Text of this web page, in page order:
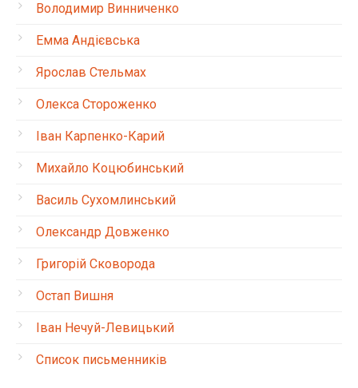
Володимир Винниченко
Емма Андієвська
Ярослав Стельмах
Олекса Стороженко
Іван Карпенко-Карий
Михайло Коцюбинський
Василь Сухомлинський
Олександр Довженко
Григорій Сковорода
Остап Вишня
Іван Нечуй-Левицький
Список письменників